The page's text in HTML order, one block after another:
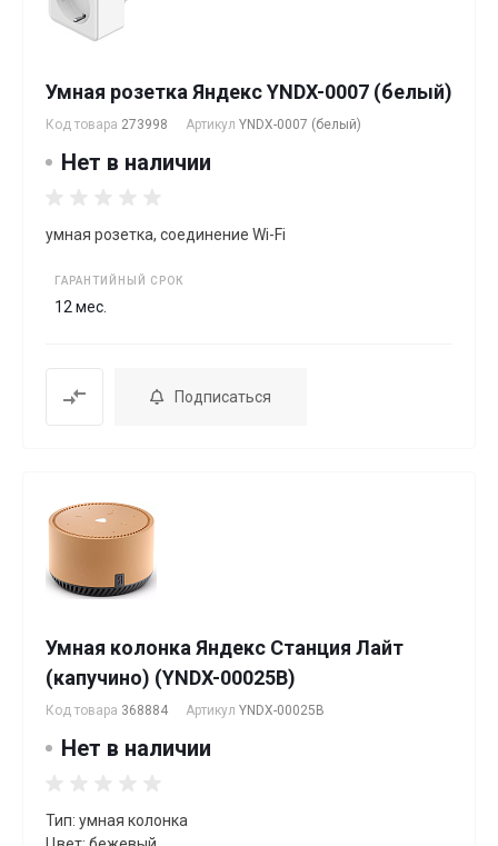
Умная розетка Яндекс YNDX-0007 (белый)
Код товара 273998 Артикул YNDX-0007 (белый)
Нет в наличии
умная розетка, соединение Wi-Fi
ГАРАНТИЙНЫЙ СРОК
12 мес.
Подписаться
Умная колонка Яндекс Станция Лайт
(капучино) (YNDX-00025B)
Код товара 368884 Артикул YNDX-00025B
Нет в наличии
Тип: умная колонка